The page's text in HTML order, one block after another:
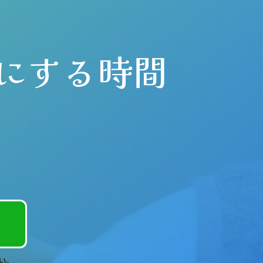
する時間